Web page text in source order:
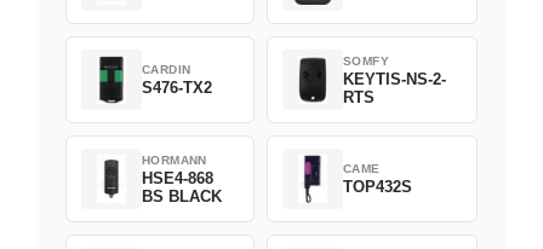
CARDIN
S476-TX2
SOMFY
KEYTIS-NS-2-
RTS
HORMANN
HSE4-868
BS BLACK
CAME
TOP432S